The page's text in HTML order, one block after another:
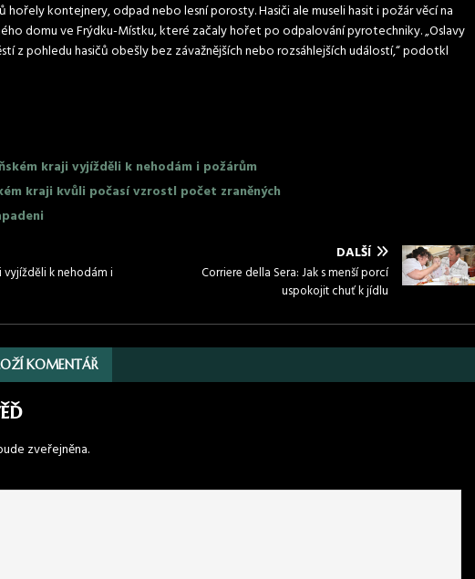
hořely kontejnery, odpad nebo lesní porosty. Hasiči ale museli hasit i požár věcí na
domu ve Frýdku-Místku, které začaly hořet po odpalování pyrotechniky. „Oslavy
z pohledu hasičů obešly bez závažnějších nebo rozsáhlejších událostí,“ podotkl
kraji vyjížděli k nehodám i požárům
kraji kvůli počasí vzrostl počet zraněných
vyjížděli k nehodám i
DALŠÍ
Corriere della Sera: Jak s menší porcí
uspokojit chuť k jídlu
KOMENTÁŘ
zveřejněna.